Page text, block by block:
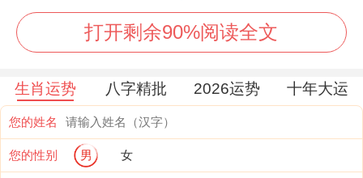
此问需结合生辰八字之月令提纲综合判断。
衰，不同月令之狗男，受2026年丙午流年五
行冲击的作用程度与转化机缘截然不同。
农历正月（寅月）出生者：
打开剩余90%阅读全文
生肖运势 八字精批 2026运势 十年大运
您的姓名
您的性别 男 女